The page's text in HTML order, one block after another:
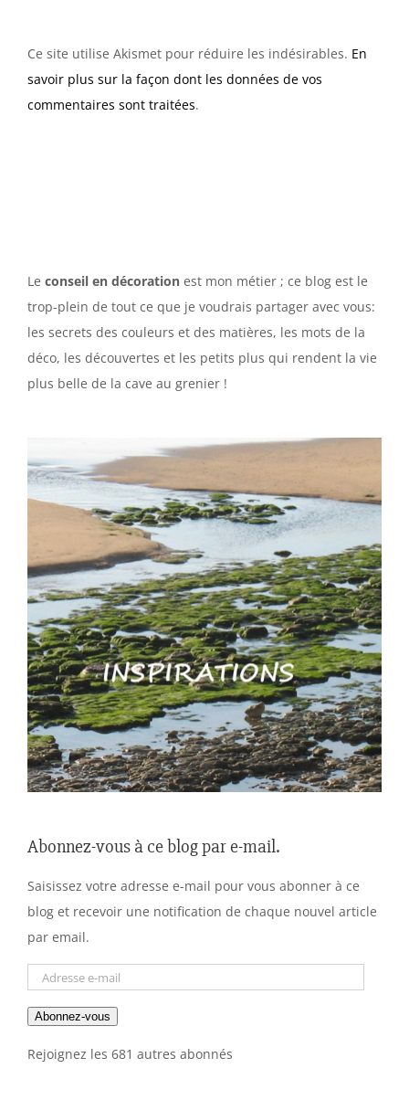
Ce site utilise Akismet pour réduire les indésirables. En
savoir plus sur la façon dont les données de vos
commentaires sont traitées.
Le conseil en décoration est mon métier ; ce blog est le
trop-plein de tout ce que je voudrais partager avec vous:
les secrets des couleurs et des matières, les mots de la
déco, les découvertes et les petits plus qui rendent la vie
plus belle de la cave au grenier !
Abonnez-vous à ce blog par e-mail.
Saisissez votre adresse e-mail pour vous abonner à ce
blog et recevoir une notification de chaque nouvel article
par email.
Adresse
mail
Abonnez-vous
Rejoignez les 681 autres abonnés